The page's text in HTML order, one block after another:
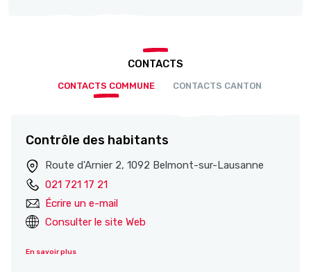
CONTACTS
CONTACTS COMMUNE CONTACTS CANTON
Contrôle des habitants
Route d'Arnier 2, 1092 Belmont-sur-Lausanne
021 721 17 21
Écrire un e-mail
Consulter le site Web
En savoir plus